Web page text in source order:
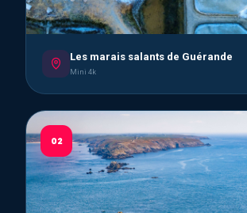
Les marais salants de Guérande
Mini 4k
02